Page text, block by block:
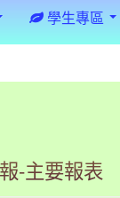
學生專區
-主要報表